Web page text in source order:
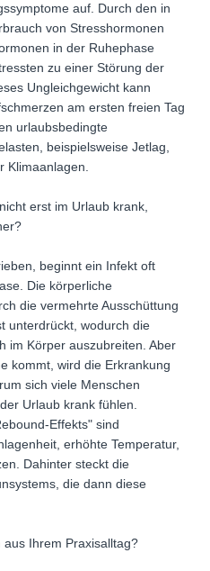
auf. Durch den in
von Stresshormonen
in der Ruhephase
zu einer Störung der
Ungleichgewicht kann
am ersten freien Tag
urlaubsbedingte
beispielsweise Jetlag,
Klimaanlagen.
erst im Urlaub krank,
beginnt ein Infekt oft
Die körperliche
die vermehrte Ausschüttung
unterdrückt, wodurch die
im Körper auszubreiten. Aber
kommt, wird die Erkrankung
sich viele Menschen
Urlaub krank fühlen.
Effekts" sind
erhöhte Temperatur,
Dahinter steckt die
die dann diese
Ihrem Praxisalltag?